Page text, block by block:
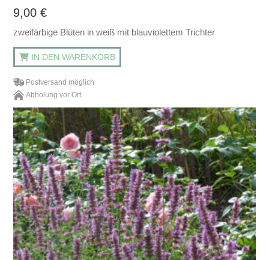
9,00€
zweifärbige Blüten in weiß mit blauviolettem Trichter
IN DEN WARENKORB
Postversand möglich
Abholung vor Ort